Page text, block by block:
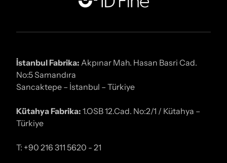
İstanbul Fabrika: Akpınar Mah. Hasan Basri Cad.
No:5 Samandıra
Sancaktepe – İstanbul – Türkiye
Kütahya Fabrika: 1.OSB 12.Cad. No:2/1 / Kütahya –
Türkiye
T: +90 216 311 5620 - 21